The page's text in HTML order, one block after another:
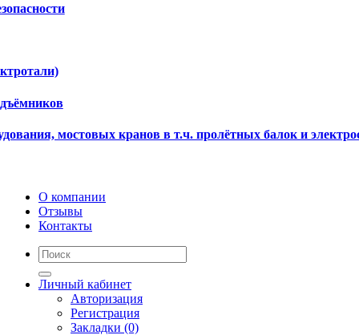
мостовых кранов в т.ч. пролётных балок и
О компании
Отзывы
Контакты
Личный кабинет
Авторизация
Регистрация
Закладки (0)